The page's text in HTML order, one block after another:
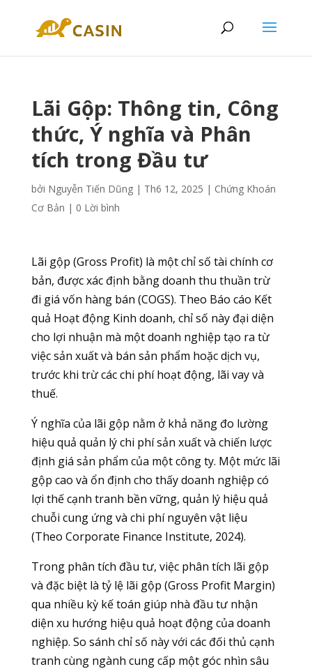
Lãi Gộp: Thông tin, Công
thức, Ý nghĩa và Phân
tích trong Đầu tư
bởi Nguyễn Tiến Dũng| Th6 12, 2025 | Chứng Khoán
Cơ Bản | 0 Lời bình
Lãi gộp (Gross Profit) là một chỉ số tài chính cơ
bản, được xác định bằng doanh thu thuần trừ
đi giá vốn hàng bán (COGS). Theo Báo cáo Kết
quả Hoạt động Kinh doanh, chỉ số này đại diện
cho lợi nhuận mà một doanh nghiệp tạo ra từ
việc sản xuất và bán sản phẩm hoặc dịch vụ,
trước khi trừ các chi phí hoạt động, lãi vay và
thuế.
Ý nghĩa của lãi gộp nằm ở khả năng đo lường
hiệu quả quản lý chi phí sản xuất và chiến lược
định giá sản phẩm của một công ty. Một mức lãi
gộp cao và ổn định cho thấy doanh nghiệp có
lợi thế cạnh tranh bền vững, quản lý hiệu quả
chuỗi cung ứng và chi phí nguyên vật liệu
(Theo Corporate Finance Institute, 2024).
Trong phân tích đầu tư, việc phân tích lãi gộp
và đặc biệt là tỷ lệ lãi gộp (Gross Profit Margin)
qua nhiều kỳ kế toán giúp nhà đầu tư nhận
diện xu hướng hiệu quả hoạt động của doanh
nghiệp. So sánh chỉ số này với các đối thủ cạnh
tranh cùng ngành cung cấp một góc nhìn sâu